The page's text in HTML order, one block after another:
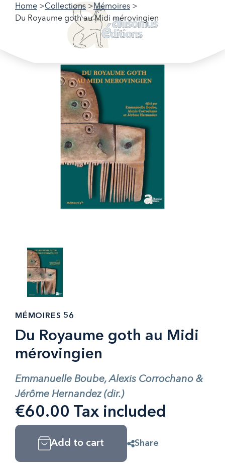
Home Collections
Mémoires
Du Royaume goth au Midi mérovingien
MÉMOIRES 56
Du Royaume goth au Midi
mérovingien
Emmanuelle Boube, Alexis Corrochano &
Jérôme Hernandez (dir.)
€60.00 Tax included
Add to cart Share